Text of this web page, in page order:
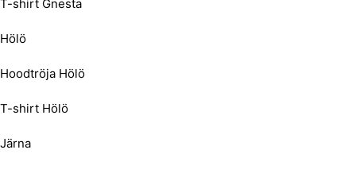
T-shirt Gnesta
Hölö
Hoodtröja Hölö
T-shirt Hölö
Järna